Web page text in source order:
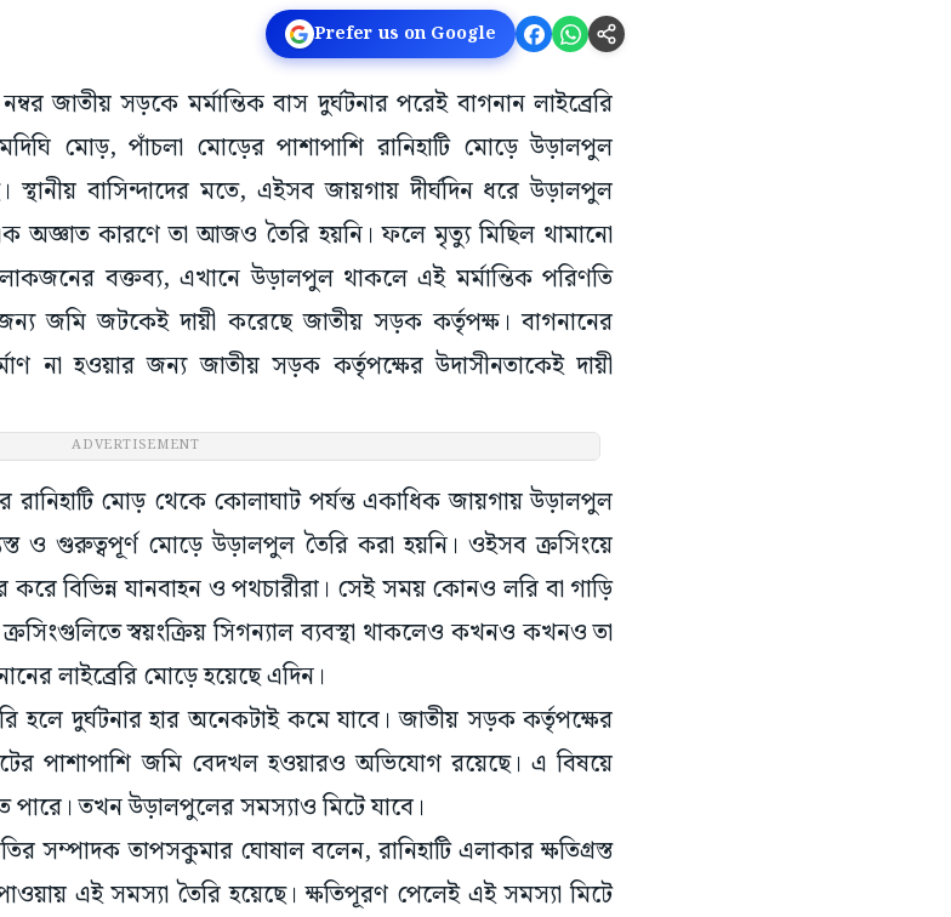
Prefer us on Google
জাতীয় সড়কে মর্মান্তিক বাস দুর্ঘটনার পরেই বাগনান লাইব্রেরি
মোড়, পাঁচলা মোড়ের পাশাপাশি রানিহাটি মোড়ে উড়ালপুল
স্থানীয় বাসিন্দাদের মতে, এইসব জায়গায় দীর্ঘদিন ধরে উড়ালপুল
অজ্ঞাত কারণে তা আজও তৈরি হয়নি। ফলে মৃত্যু মিছিল থামানো
বক্তব্য, এখানে উড়ালপুল থাকলে এই মর্মান্তিক পরিণতি
জমি জটকেই দায়ী করেছে জাতীয় সড়ক কর্তৃপক্ষ। বাগনানের
না হওয়ার জন্য জাতীয় সড়ক কর্তৃপক্ষের উদাসীনতাকেই দায়ী
ADVERTISEMENT
মোড় থেকে কোলাঘাট পর্যন্ত একাধিক জায়গায় উড়ালপুল
ও গুরুত্বপূর্ণ মোড়ে উড়ালপুল তৈরি করা হয়নি। ওইসব ক্রসিংয়ে
করে বিভিন্ন যানবাহন ও পথচারীরা। সেই সময় কোনও লরি বা গাড়ি
ক্রসিংগুলিতে স্বয়ংক্রিয় সিগন্যাল ব্যবস্থা থাকলেও কখনও কখনও তা
লাইব্রেরি মোড়ে হয়েছে এদিন।
হলে দুর্ঘটনার হার অনেকটাই কমে যাবে। জাতীয় সড়ক কর্তৃপক্ষের
পাশাপাশি জমি বেদখল হওয়ারও অভিযোগ রয়েছে। এ বিষয়ে
পারে। তখন উড়ালপুলের সমস্যাও মিটে যাবে।
সম্পাদক তাপসকুমার ঘোষাল বলেন, রানিহাটি এলাকার ক্ষতিগ্রস্ত
এই সমস্যা তৈরি হয়েছে। ক্ষতিপূরণ পেলেই এই সমস্যা মিটে